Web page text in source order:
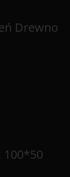
Drewno
100*50